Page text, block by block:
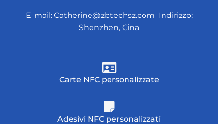
E-mail: Catherine@zbtechsz.com Indirizzo:
Shenzhen, Cina
Carte NFC personalizzate
Adesivi NFC personalizzati